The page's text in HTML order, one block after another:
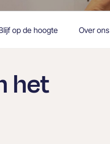
op de hoogte Over ons
het